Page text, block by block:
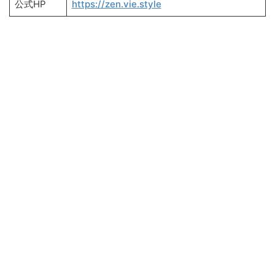
公式HP https://zen.vie.style